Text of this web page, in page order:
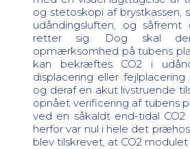
og stetoskopi af brystkassen,
udåndingsluften, og
retter sig. Dog skal
opmærksomhed på tubens
kan bekræftes CO2 i
displacering eller
og deraf en akut livstruende
opnået verificering af tubens
ved en såkaldt end-tidal
herfor var nul i hele det
blev tilskrevet, at CO2